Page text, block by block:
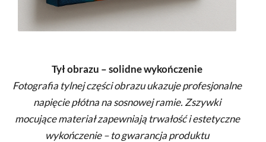
Tył obrazu – solidne wykończenie
Fotografia tylnej części obrazu ukazuje profesjonalne
napięcie płótna na sosnowej ramie. Zszywki
mocujące materiał zapewniają trwałość i estetyczne
wykończenie – to gwarancja produktu